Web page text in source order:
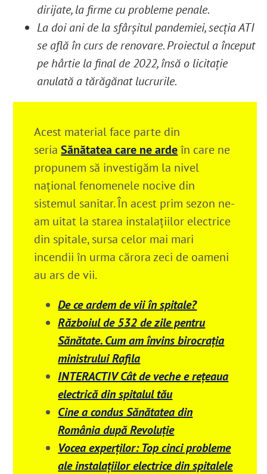
dirijate, la firme cu probleme penale.
La doi ani de la sfârșitul pandemiei, secția ATI
se află în curs de renovare. Proiectul a început
pe hârtie la final de 2022, însă o licitație
anulată a tărăgănat lucrurile.
Acest material face parte din
seriaSănătatea care ne ardeîn care ne
propunem să investigăm la nivel
național fenomenele nocive din
sistemul sanitar. În acest prim sezon ne-
am uitat la starea instalațiilor electrice
din spitale, sursa celor mai mari
incendii în urma cărora zeci de oameni
au ars de vii.
De ce ardem de vii în spitale?
Războiul de 532 de zile pentru
Sănătate. Cum am învins birocrația
ministrului Rafila
INTERACTIV Cât de veche e rețeaua
electrică din spitalul tău
Cine a condus Sănătatea din
România după Revoluție
Vocea experților: Top cinci probleme
ale instalațiilor electrice din spitalele